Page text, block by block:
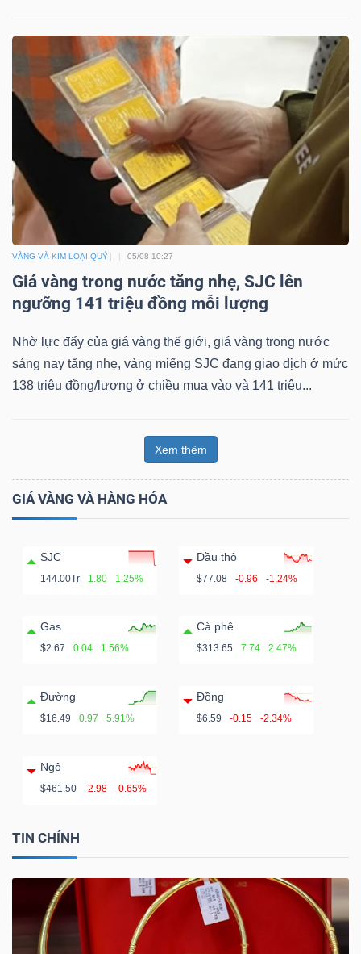
VÀNG VÀ KIM LOẠI QUÝ 05/08 10:27
Giá vàng trong nước tăng nhẹ, SJC lên
ngưỡng 141 triệu đồng mỗi lượng
Nhờ lực đẩy của giá vàng thế giới, giá vàng trong nước
sáng nay tăng nhẹ, vàng miếng SJC đang giao dịch ở mức
138 triệu đồng/lượng ở chiều mua vào và 141 triệu...
Xem thêm
GIÁ VÀNG VÀ HÀNG HÓA
SJC
144.00Tr 1.80 1.25%
Dầu thô
$77.08 -0.96 -1.24%
Gas
$2.67 0.04 1.56%
Cà phê
$313.65 7.74 2.47%
Đường
$16.49 0.97 5.91%
Đồng
$6.59 -0.15 -2.34%
Ngô
$461.50 -2.98 -0.65%
TIN CHÍNH